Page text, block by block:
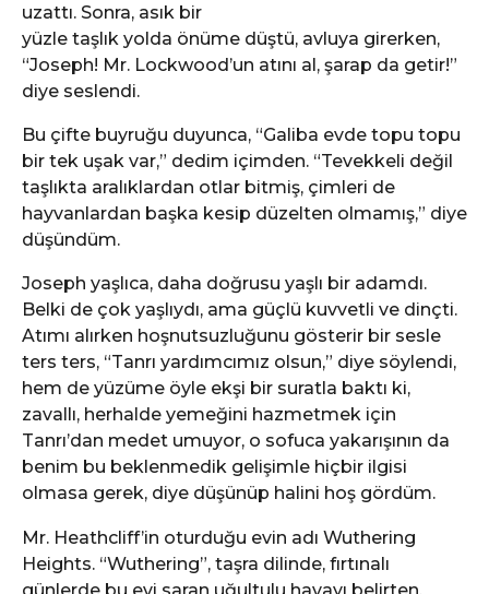
uzattı. Sonra, asık bir
yüzle taşlık yolda önüme düştü, avluya girerken,
“Joseph! Mr. Lockwood’un atını al, şarap da getir!”
diye seslendi.
Bu çifte buyruğu duyunca, “Galiba evde topu topu
bir tek uşak var,” dedim içimden. “Tevekkeli değil
taşlıkta aralıklardan otlar bitmiş, çimleri de
hayvanlardan başka kesip düzelten olmamış,” diye
düşündüm.
Joseph yaşlıca, daha doğrusu yaşlı bir adamdı.
Belki de çok yaşlıydı, ama güçlü kuvvetli ve dinçti.
Atımı alırken hoşnutsuzluğunu gösterir bir sesle
ters ters, “Tanrı yardımcımız olsun,” diye söylendi,
hem de yüzüme öyle ekşi bir suratla baktı ki,
zavallı, herhalde yemeğini hazmetmek için
Tanrı’dan medet umuyor, o sofuca yakarışının da
benim bu beklenmedik gelişimle hiçbir ilgisi
olmasa gerek, diye düşünüp halini hoş gördüm.
Mr. Heathcliff’in oturduğu evin adı Wuthering
Heights. “Wuthering”, taşra dilinde, fırtınalı
günlerde bu evi saran uğultulu havayı belirten,